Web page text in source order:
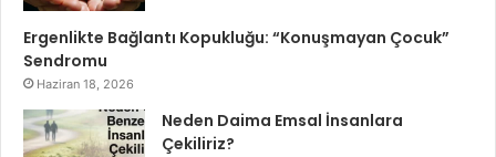
Ergenlikte Bağlantı Kopukluğu: “Konuşmayan Çocuk”
Sendromu
Haziran 18, 2026
Neden Daima Emsal İnsanlara
Çekiliriz?